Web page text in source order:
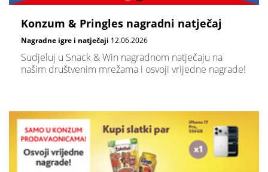
Konzum & Pringles nagradni natječaj
Nagradne igre i natječaji 12.06.2026
Sudjeluj u Snack & Win nagradnom natječaju na
našim društvenim mrežama i osvoji vrijedne nagrade!